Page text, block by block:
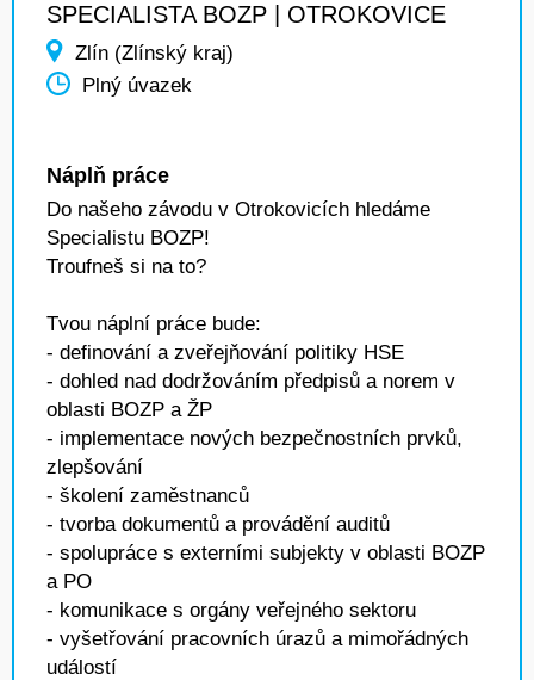
SPECIALISTA BOZP | OTROKOVICE
Zlín (Zlínský kraj)
Plný úvazek
Náplň práce
Do našeho závodu v Otrokovicích hledáme
Specialistu BOZP!
Troufneš si na to?
Tvou náplní práce bude:
- definování a zveřejňování politiky HSE
- dohled nad dodržováním předpisů a norem v
oblasti BOZP a ŽP
- implementace nových bezpečnostních prvků,
zlepšování
- školení zaměstnanců
- tvorba dokumentů a provádění auditů
- spolupráce s externími subjekty v oblasti BOZP
a PO
- komunikace s orgány veřejného sektoru
- vyšetřování pracovních úrazů a mimořádných
událostí